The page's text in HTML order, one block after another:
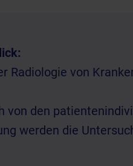
Radiologie von
von den
werden die